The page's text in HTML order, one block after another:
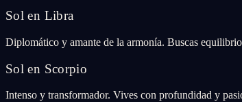
Sol en Libra
Diplomático y amante de la armonía. Buscas
Sol en Scorpio
Intenso y transformador. Vives con profundidad y